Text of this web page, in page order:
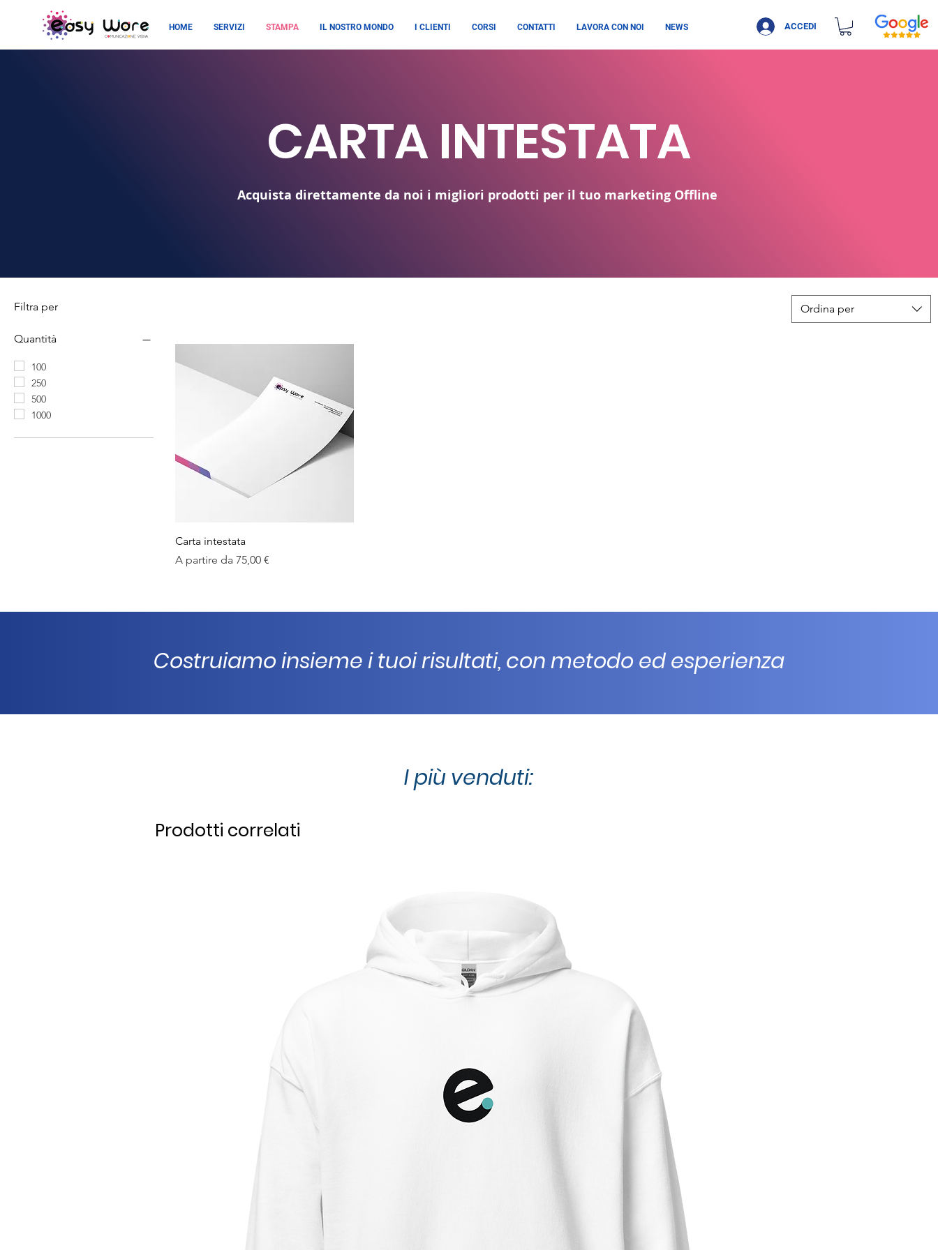
HOME SERVIZI STAMPA IL NOSTRO MONDO I CLIENTI CORSI CONTATTI LAVORA CON NOI NEWS ACCEDI
CARTA INTESTATA
Acquista direttamente da noi i migliori prodotti per il tuo marketing Offline
Filtra per
Quantità
100
250
500
1000
Ordina per
Vista rapida
Carta intestata
A partire da 75,00 €
Prezzo scontato
Costruiamo insieme i tuoi risultati, con metodo ed esperienza
I più venduti:
Prodotti correlati